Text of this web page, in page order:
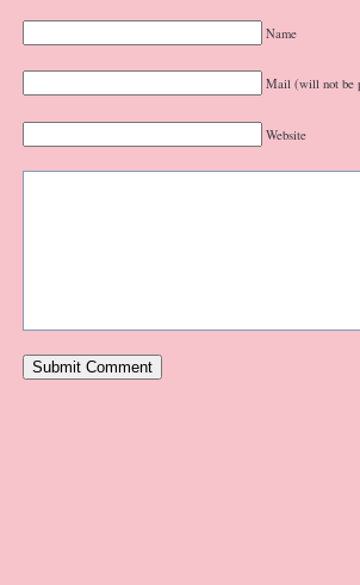
Name
Mail (will not be
Website